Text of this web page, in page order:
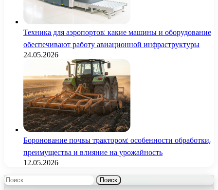
Техника для аэропортов: какие машины и оборудование
обеспечивают работу авиационной инфраструктуры
24.05.2026
Боронование почвы трактором: особенности обработки,
преимущества и влияние на урожайность
12.05.2026
Найти: